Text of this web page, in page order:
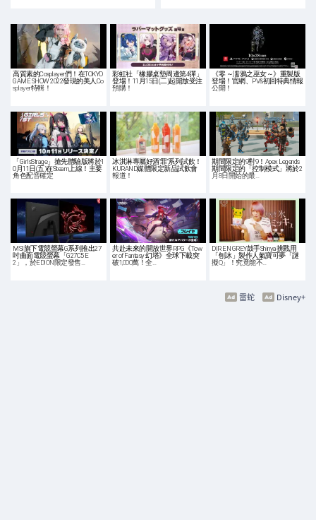
高質素的Cosplayer們！在TOKYO
GAME SHOW 2022發現的美人Co
splayer特輯！
彩虹社「橡膠桌墊周邊第4彈」
登場！11月15日(二)起開放受注
預購！
《零 ～濡鴉之巫女～》重製版
登場！官網、PV&初回特典情報
公開！
「GirlsStrage」搶先體驗版將於1
0月11日(五)在Steam上線！主要
角色配音確定
冰淇淋專屬好酒“罪”系列試飲！
KURAND媒體限定新品試飲會
報道！
期間限定的9對9！Apex Legends
期間限定的「控制模式」將於2
月8日開始的最…
MSI旗下電競螢幕G系列推出27
吋曲面電競螢幕「G27C5 E
2」，於EDION限定發售…
共赴未來的開放世界RPG《Tow
er of Fantasy 幻塔》全球下載突
破1,000萬！全…
DIR EN GREY鼓手Shinya挑戰用
「刨冰」製作人氣寶可夢「謎
擬Q」！究竟能不…
Disney+
雷蛇